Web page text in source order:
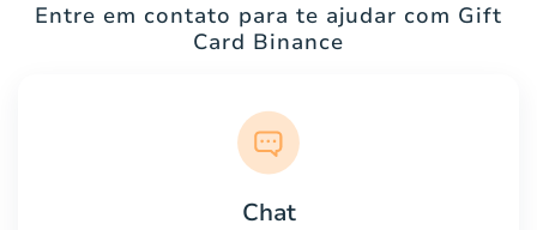
Entre em contato para te ajudar com Gift
Card Binance
Chat